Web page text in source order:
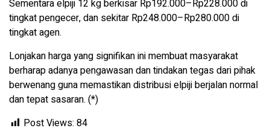
Sementara elpiji 12 kg berkisar Rp192.000–Rp228.000 di
tingkat pengecer, dan sekitar Rp248.000–Rp280.000 di
tingkat agen.
Lonjakan harga yang signifikan ini membuat masyarakat
berharap adanya pengawasan dan tindakan tegas dari pihak
berwenang guna memastikan distribusi elpiji berjalan normal
dan tepat sasaran. (*)
Post Views: 84